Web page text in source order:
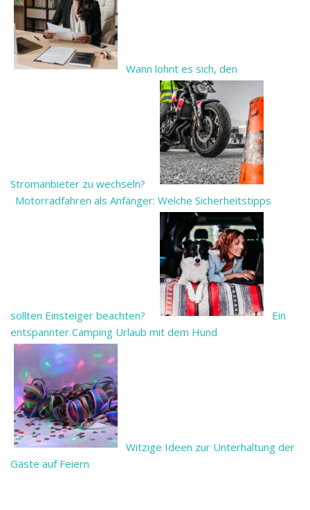
Wann lohnt es sich, den
Stromanbieter zu wechseln?
Motorradfahren als Anfänger: Welche Sicherheitstipps
sollten Einsteiger beachten?
Ein
entspannter Camping Urlaub mit dem Hund
Witzige Ideen zur Unterhaltung der
Gäste auf Feiern